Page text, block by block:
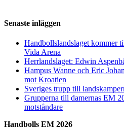
Senaste inläggen
Handbollslandslaget kommer
Vida Arena
Herrlandslaget: Edwin
Hampus Wanne och Eric
mot Kroatien
Sveriges trupp till
Grupperna till damernas EM
motståndare
Handbolls EM 2026